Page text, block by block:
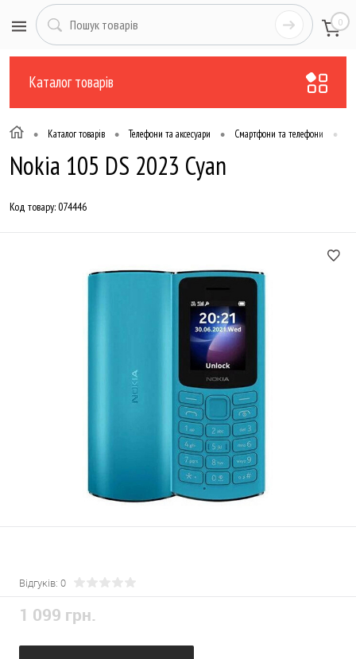
0
Каталог товарів
• Каталог товарів • Телефони та аксесуари • Смартфони та телефони •
Nokia 105 DS 2023 Cyan
Код товару:074446
Відгуків: 0
1 099 грн.